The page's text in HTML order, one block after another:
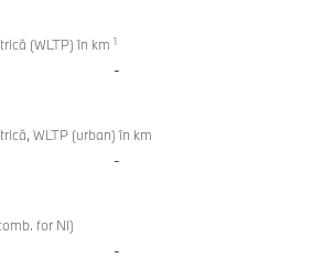
(WLTP) în km 1
-
WLTP (urban) în km
-
for NI)
-